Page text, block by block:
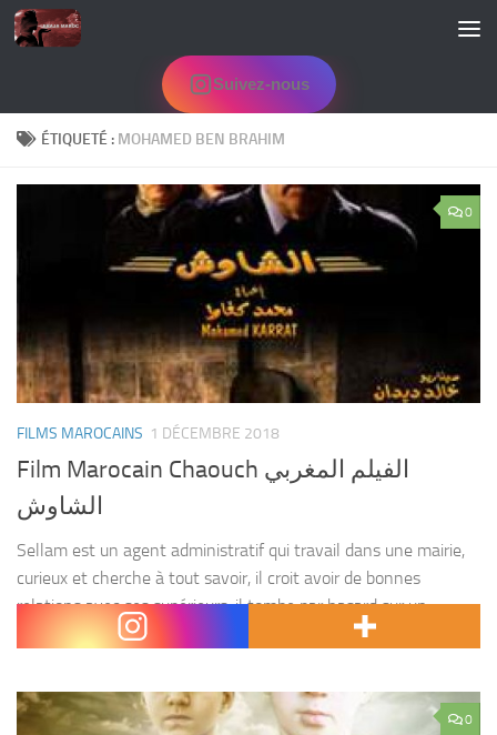
Skip to content
Suivez-nous
ÉTIQUETÉ : MOHAMED BEN BRAHIM
0
FILMS MAROCAINS 1 DÉCEMBRE 2018
Film Marocain Chaouch الفيلم المغربي
الشاوش
Sellam est un agent administratif qui travail dans une mairie,
curieux et cherche à tout savoir, il croit avoir de bonnes
relations avec ses supérieurs. il tombe par hasard sur un
dossier de terrains...
0